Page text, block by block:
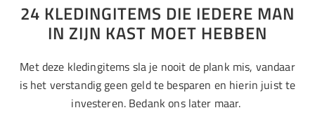
24 KLEDINGITEMS DIE IEDERE MAN
IN ZIJN KAST MOET HEBBEN
Met deze kledingitems sla je nooit de plank mis, vandaar
is het verstandig geen geld te besparen en hierin juist te
investeren. Bedank ons later maar.